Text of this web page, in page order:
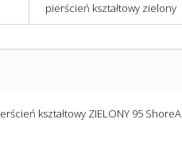
pierścień kształtowy zielony
kształtowy ZIELONY 95 ShoreA